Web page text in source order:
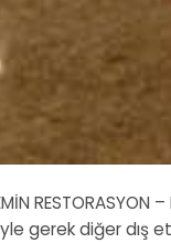
gerek diğer dış